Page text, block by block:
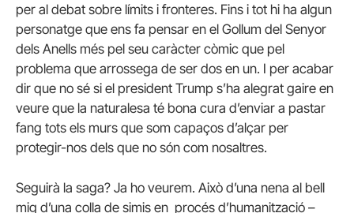
per al debat sobre límits i fronteres. Fins i tot hi ha algun
personatge que ens fa pensar en el Gollum del Senyor
dels Anells més pel seu caràcter còmic que pel
problema que arrossega de ser dos en un. I per acabar
dir que no sé si el president Trump s’ha alegrat gaire en
veure que la naturalesa té bona cura d’enviar a pastar
fang tots els murs que som capaços d’alçar per
protegir-nos dels que no són com nosaltres.
Seguirà la saga? Ja ho veurem. Això d’una nena al bell
mig d’una colla de simis en procés d’humanització –